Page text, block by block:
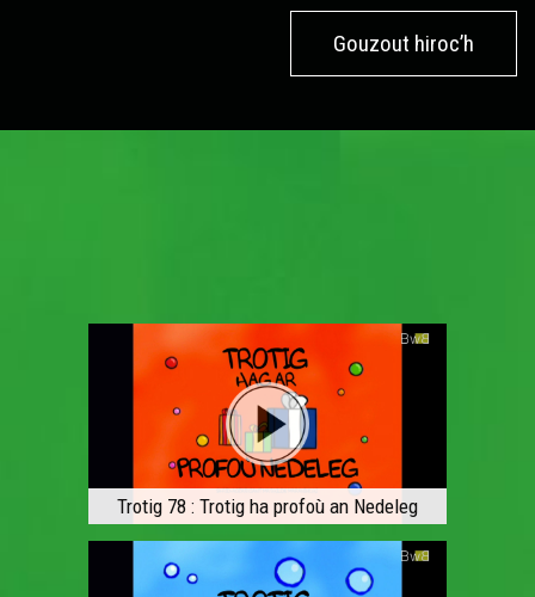
Gouzout hiroc’h
Trotig 78 : Trotig ha profoù an Nedeleg